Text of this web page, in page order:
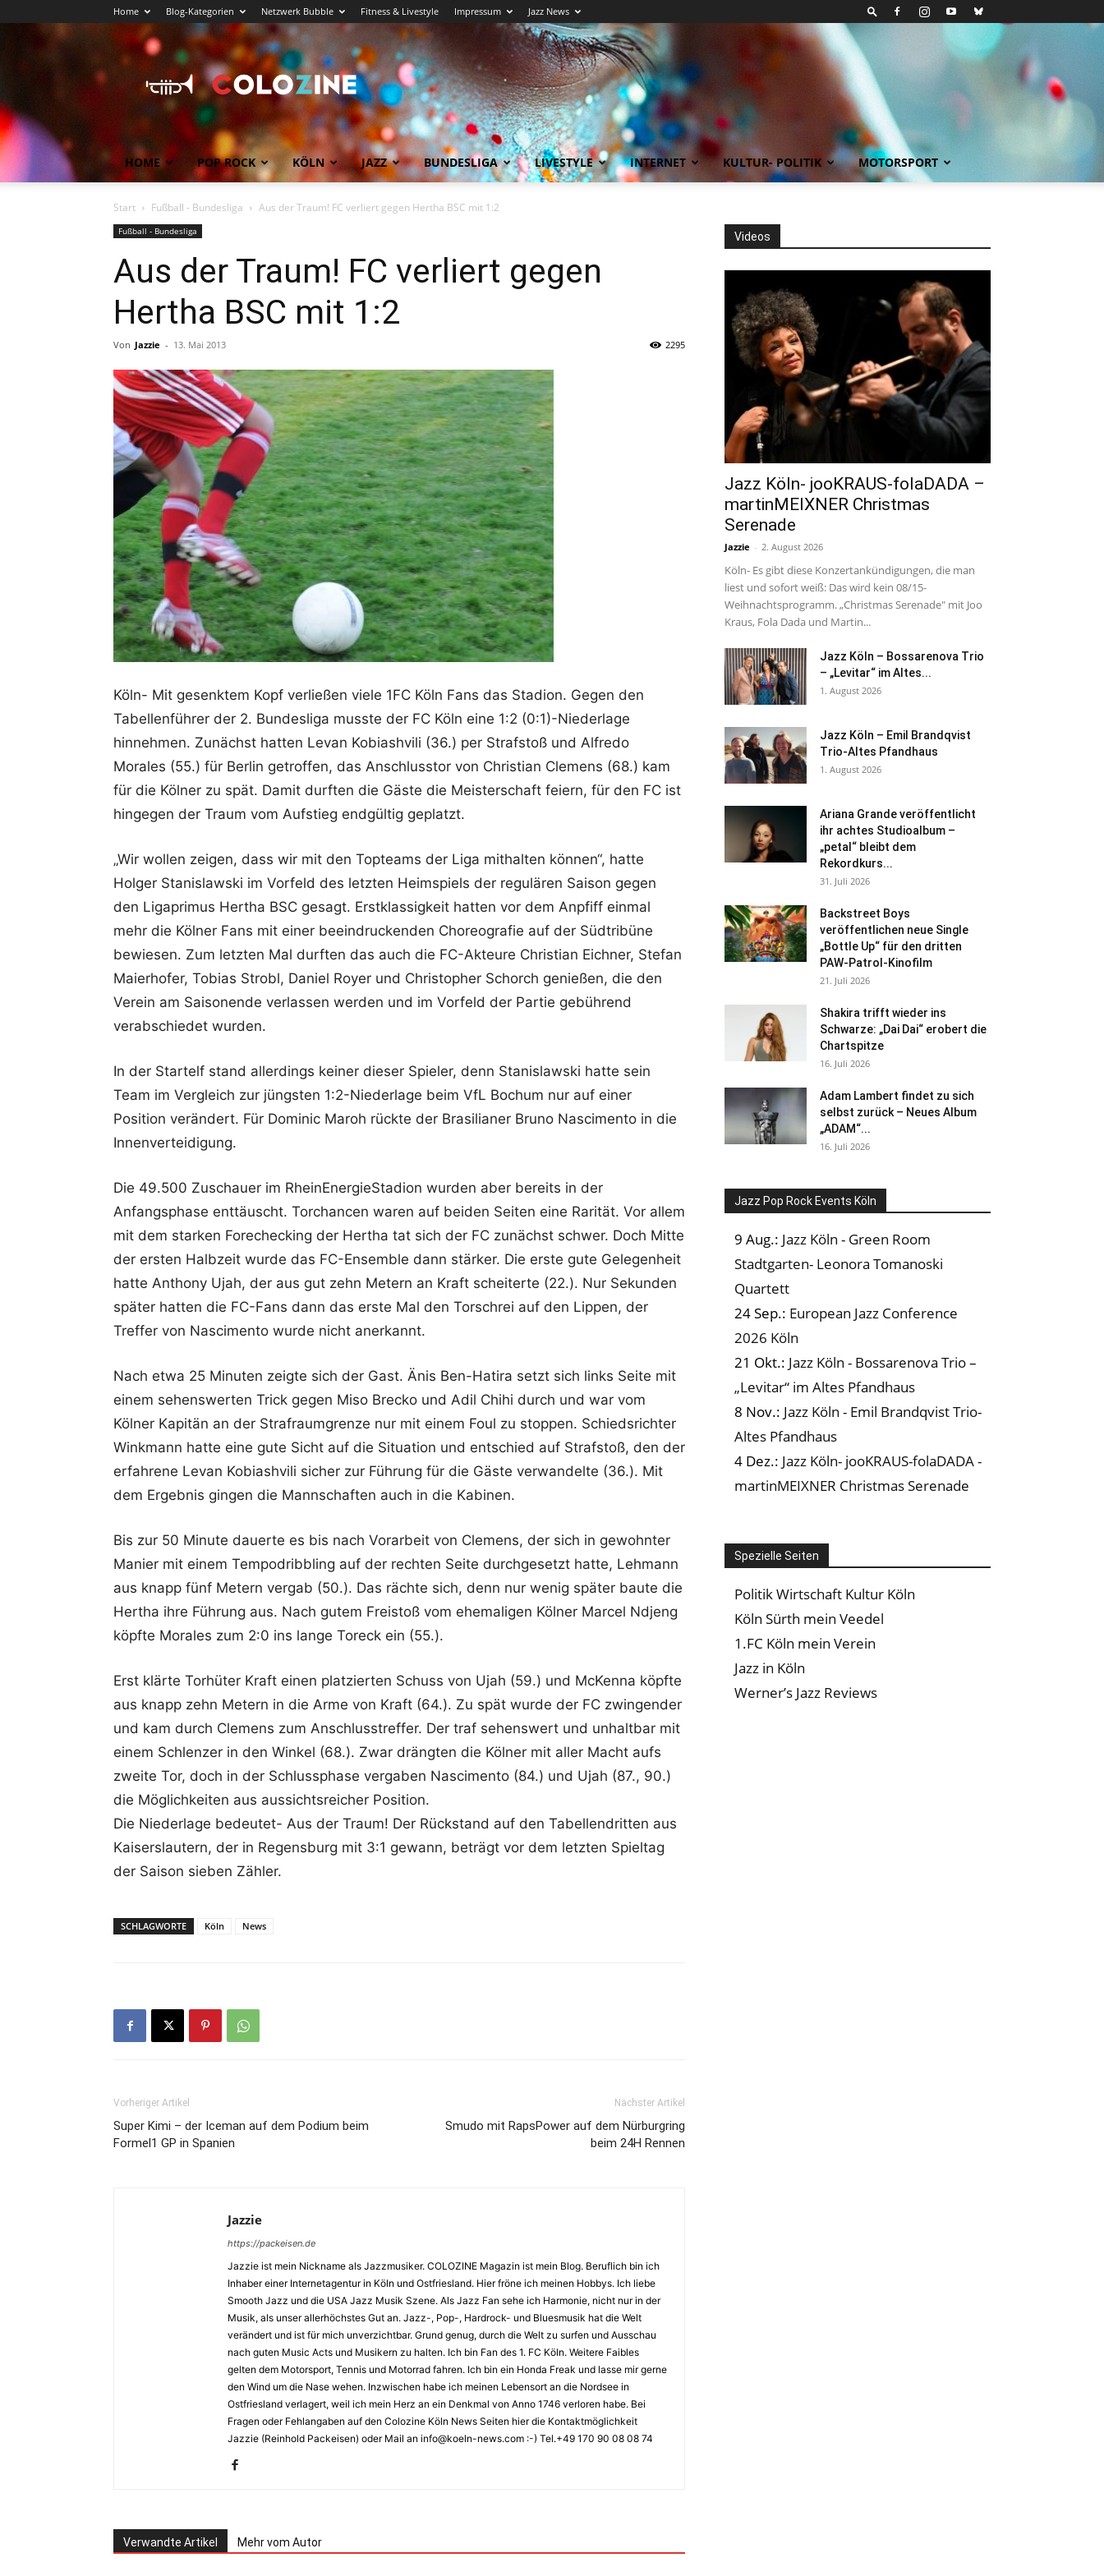
Home Blog-Kategorien Netzwerk Bubble Fitness & Livestyle Impressum Jazz News
Köln
News
COLOZINE
Magazin
HOME POP ROCK KÖLN JAZZ BUNDESLIGA LIVESTYLE INTERNET KULTUR- POLITIK MOTORSPORT
Start Fußball - Bundesliga Aus der Traum! FC verliert gegen Hertha BSC mit 1:2
Fußball - Bundesliga
Aus der Traum! FC verliert gegen
Hertha BSC mit 1:2
Von Jazzie - 13. Mai 2013 2295
Köln- Mit gesenktem Kopf verließen viele 1FC Köln Fans das Stadion. Gegen den
Tabellenführer der 2. Bundesliga musste der FC Köln eine 1:2 (0:1)-Niederlage
hinnehmen. Zunächst hatten Levan Kobiashvili (36.) per Strafstoß und Alfredo
Morales (55.) für Berlin getroffen, das Anschlusstor von Christian Clemens (68.) kam
für die Kölner zu spät. Damit durften die Gäste die Meisterschaft feiern, für den FC ist
hingegen der Traum vom Aufstieg endgültig geplatzt.
„Wir wollen zeigen, dass wir mit den Topteams der Liga mithalten können“, hatte
Holger Stanislawski im Vorfeld des letzten Heimspiels der regulären Saison gegen
den Ligaprimus Hertha BSC gesagt. Erstklassigkeit hatten vor dem Anpfiff einmal
mehr die Kölner Fans mit einer beeindruckenden Choreografie auf der Südtribüne
bewiesen. Zum letzten Mal durften das auch die FC-Akteure Christian Eichner, Stefan
Maierhofer, Tobias Strobl, Daniel Royer und Christopher Schorch genießen, die den
Verein am Saisonende verlassen werden und im Vorfeld der Partie gebührend
verabschiedet wurden.
In der Startelf stand allerdings keiner dieser Spieler, denn Stanislawski hatte sein
Team im Vergleich zur jüngsten 1:2-Niederlage beim VfL Bochum nur auf einer
Position verändert. Für Dominic Maroh rückte der Brasilianer Bruno Nascimento in die
Innenverteidigung.
Die 49.500 Zuschauer im RheinEnergieStadion wurden aber bereits in der
Anfangsphase enttäuscht. Torchancen waren auf beiden Seiten eine Rarität. Vor allem
mit dem starken Forechecking der Hertha tat sich der FC zunächst schwer. Doch Mitte
der ersten Halbzeit wurde das FC-Ensemble dann stärker. Die erste gute Gelegenheit
hatte Anthony Ujah, der aus gut zehn Metern an Kraft scheiterte (22.). Nur Sekunden
später hatten die FC-Fans dann das erste Mal den Torschrei auf den Lippen, der
Treffer von Nascimento wurde nicht anerkannt.
Nach etwa 25 Minuten zeigte sich der Gast. Änis Ben-Hatira setzt sich links Seite mit
einem sehenswerten Trick gegen Miso Brecko und Adil Chihi durch und war vom
Kölner Kapitän an der Strafraumgrenze nur mit einem Foul zu stoppen. Schiedsrichter
Winkmann hatte eine gute Sicht auf die Situation und entschied auf Strafstoß, den der
erfahrene Levan Kobiashvili sicher zur Führung für die Gäste verwandelte (36.). Mit
dem Ergebnis gingen die Mannschaften auch in die Kabinen.
Bis zur 50 Minute dauerte es bis nach Vorarbeit von Clemens, der sich in gewohnter
Manier mit einem Tempodribbling auf der rechten Seite durchgesetzt hatte, Lehmann
aus knapp fünf Metern vergab (50.). Das rächte sich, denn nur wenig später baute die
Hertha ihre Führung aus. Nach gutem Freistoß vom ehemaligen Kölner Marcel Ndjeng
köpfte Morales zum 2:0 ins lange Toreck ein (55.).
Erst klärte Torhüter Kraft einen platzierten Schuss von Ujah (59.) und McKenna köpfte
aus knapp zehn Metern in die Arme von Kraft (64.). Zu spät wurde der FC zwingender
und kam durch Clemens zum Anschlusstreffer. Der traf sehenswert und unhaltbar mit
einem Schlenzer in den Winkel (68.). Zwar drängten die Kölner mit aller Macht aufs
zweite Tor, doch in der Schlussphase vergaben Nascimento (84.) und Ujah (87., 90.)
die Möglichkeiten aus aussichtsreicher Position.
Die Niederlage bedeutet- Aus der Traum! Der Rückstand auf den Tabellendritten aus
Kaiserslautern, der in Regensburg mit 3:1 gewann, beträgt vor dem letzten Spieltag
der Saison sieben Zähler.
SCHLAGWORTE Köln News
Vorheriger Artikel
Super Kimi – der Iceman auf dem Podium beim
Formel1 GP in Spanien
Nächster Artikel
Smudo mit RapsPower auf dem Nürburgring
beim 24H Rennen
Jazzie
https://packeisen.de
Jazzie ist mein Nickname als Jazzmusiker. COLOZINE Magazin ist mein Blog. Beruflich bin ich
Inhaber einer Internetagentur in Köln und Ostfriesland. Hier fröne ich meinen Hobbys. Ich liebe
Smooth Jazz und die USA Jazz Musik Szene. Als Jazz Fan sehe ich Harmonie, nicht nur in der
Musik, als unser allerhöchstes Gut an. Jazz-, Pop-, Hardrock- und Bluesmusik hat die Welt
verändert und ist für mich unverzichtbar. Grund genug, durch die Welt zu surfen und Ausschau
nach guten Music Acts und Musikern zu halten. Ich bin Fan des 1. FC Köln. Weitere Faibles
gelten dem Motorsport, Tennis und Motorrad fahren. Ich bin ein Honda Freak und lasse mir gerne
den Wind um die Nase wehen. Inzwischen habe ich meinen Lebensort an die Nordsee in
Ostfriesland verlagert, weil ich mein Herz an ein Denkmal von Anno 1746 verloren habe. Bei
Fragen oder Fehlangaben auf den Colozine Köln News Seiten hier die Kontaktmöglichkeit
Jazzie (Reinhold Packeisen) oder Mail an info@koeln-news.com :-) Tel.+49 170 90 08 08 74
Verwandte Artikel Mehr vom Autor
Videos
Jazz Köln- jooKRAUS-folaDADA –
martinMEIXNER Christmas
Serenade
Jazzie - 2. August 2026
Köln- Es gibt diese Konzertankündigungen, die man
liest und sofort weiß: Das wird kein 08/15-
Weihnachtsprogramm. „Christmas Serenade" mit Joo
Kraus, Fola Dada und Martin...
Jazz Köln – Bossarenova Trio
– „Levitar“ im Altes...
1. August 2026
Jazz Köln – Emil Brandqvist
Trio-Altes Pfandhaus
1. August 2026
Ariana Grande veröffentlicht
ihr achtes Studioalbum –
„petal“ bleibt dem
Rekordkurs...
31. Juli 2026
Backstreet Boys
veröffentlichen neue Single
„Bottle Up“ für den dritten
PAW-Patrol-Kinofilm
21. Juli 2026
Shakira trifft wieder ins
Schwarze: „Dai Dai“ erobert die
Chartspitze
16. Juli 2026
Adam Lambert findet zu sich
selbst zurück – Neues Album
„ADAM“...
16. Juli 2026
Jazz Pop Rock Events Köln
9 Aug.: Jazz Köln - Green Room
Stadtgarten- Leonora Tomanoski
Quartett
24 Sep.: European Jazz Conference
2026 Köln
21 Okt.: Jazz Köln - Bossarenova Trio –
„Levitar“ im Altes Pfandhaus
8 Nov.: Jazz Köln - Emil Brandqvist Trio-
Altes Pfandhaus
4 Dez.: Jazz Köln- jooKRAUS-folaDADA -
martinMEIXNER Christmas Serenade
Spezielle Seiten
Politik Wirtschaft Kultur Köln
Köln Sürth mein Veedel
1.FC Köln mein Verein
Jazz in Köln
Werner’s Jazz Reviews